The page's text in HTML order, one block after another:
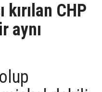
kırılan CHP
aynı